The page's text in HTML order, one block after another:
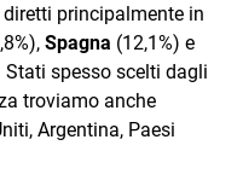
principalmente in
Spagna (12,1%) e
Stati spesso scelti dagli
troviamo anche
Argentina, Paesi